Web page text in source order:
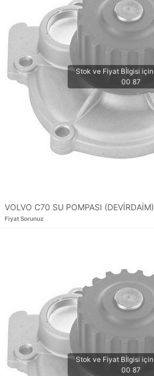
VOLVO C70 SU POMPASI (DEVİRDAİM)
Fiyat Sorunuz